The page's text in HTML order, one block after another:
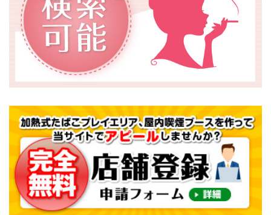
2026/08/03
『ダイナム栃木さくら店』の情報を更新しました。
2026/08/03
『マルハン古河店』を追加しました。
2026/07/30
『ダイナム高松店』の情報を更新しました。
2026/07/27
『ウイング御嵩店』を追加しました。
2026/07/27
『ダイナム八街店』の情報を更新しました。
2026/07/27